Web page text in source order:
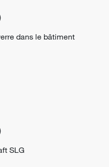
dans le bâtiment
SLG